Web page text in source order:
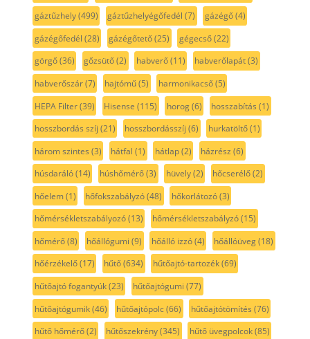
gáztűzhely(499) gáztűzhelyégőfedél (7) gázégő(4)
gázégőfedél (28) gázégőtető(25) gégecső(22)
görgő(36) gőzsütő(2) habverő(11) habverőlapát(3)
habverőszár(7) hajtómű(5) harmonikacső(5)
HEPA Filter(39) Hisense (115) horog(6) hosszabítás (1)
hosszbordás szíj (21) hosszbordásszíj (6) hurkatöltő(1)
három szintes (3) hátfal (1) hátlap(2) házrész (6)
húsdaráló(14) húshőmérő(3) hüvely(2) hőcserélő(2)
hőelem(1) hőfokszabályzó(48) hőkorlátozó(3)
hőmérsékletszabályozó(13) hőmérsékletszabályzó(15)
hőmérő(8) hőállógumi (9) hőálló izzó(4) hőállóüveg(18)
hőérzékelő(17) hűtő(634) hűtőajtó-tartozék(69)
hűtőajtó fogantyúk(23) hűtőajtógumi (77)
hűtőajtógumik(46) hűtőajtópolc(66) hűtőajtótömítés (76)
hűtő hőmérő(2) hűtőszekrény(345) hűtő üvegpolcok(85)